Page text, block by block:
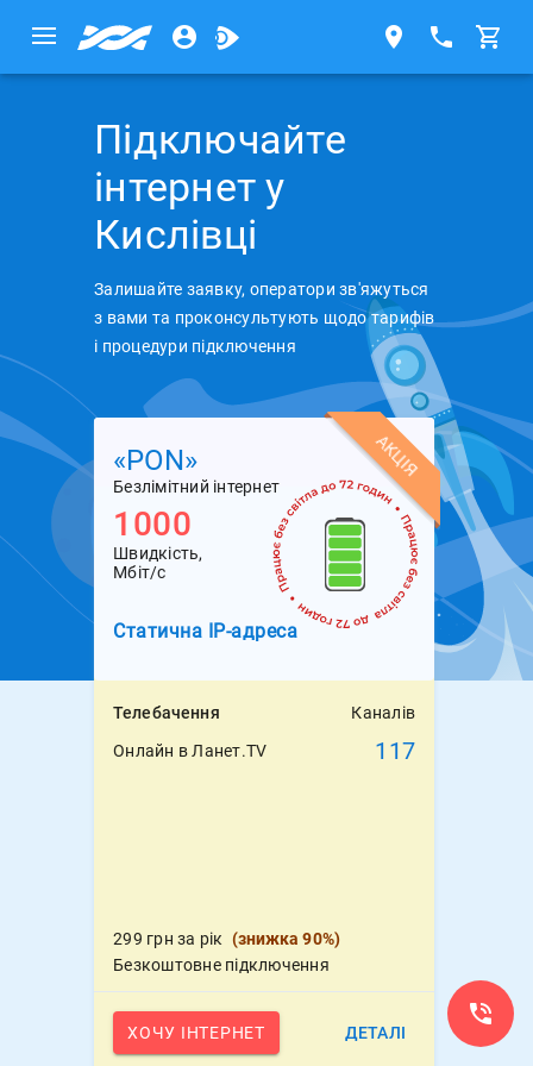
Підключайте
інтернет у
Кислівці
Залишайте заявку, оператори зв'яжуться
з вами та проконсультують щодо тарифів
і процедури підключення
АКЦІЯ
«PON»
Безлімітний інтернет
1000
Швидкість,
Мбіт/с
Статична IP-адреса
Телебачення
Каналів
Онлайн в Ланет.TV
117
299 грн за рік (знижка 90%)
Безкоштовне підключення
ХОЧУ ІНТЕРНЕТ ДЕТАЛІ